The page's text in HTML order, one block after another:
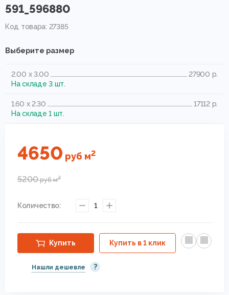
591_596880
Код товара: 27385
Выберите размер
2.00 x 3.00
27900 р.
На складе 3 шт.
1.60 x 2.30
17112 р.
На складе 1 шт.
4650 руб м2
5200рубм2
Количество: 1
Купить Купить в 1 клик
Нашли дешевле ?